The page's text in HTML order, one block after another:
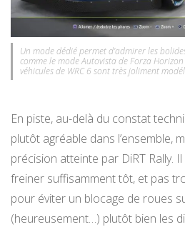
Un mode dédié permet d’admirer les
comme le mode Autovista de Forza
véhicules de WRC 6 sont très joliment
En piste, au-delà du constat
plutôt agréable dans l’ensemble,
précision atteinte par DiRT Rally.
freiner suffisamment tôt, et pas
pour éviter un blocage de roues
(heureusement…) plutôt bien les